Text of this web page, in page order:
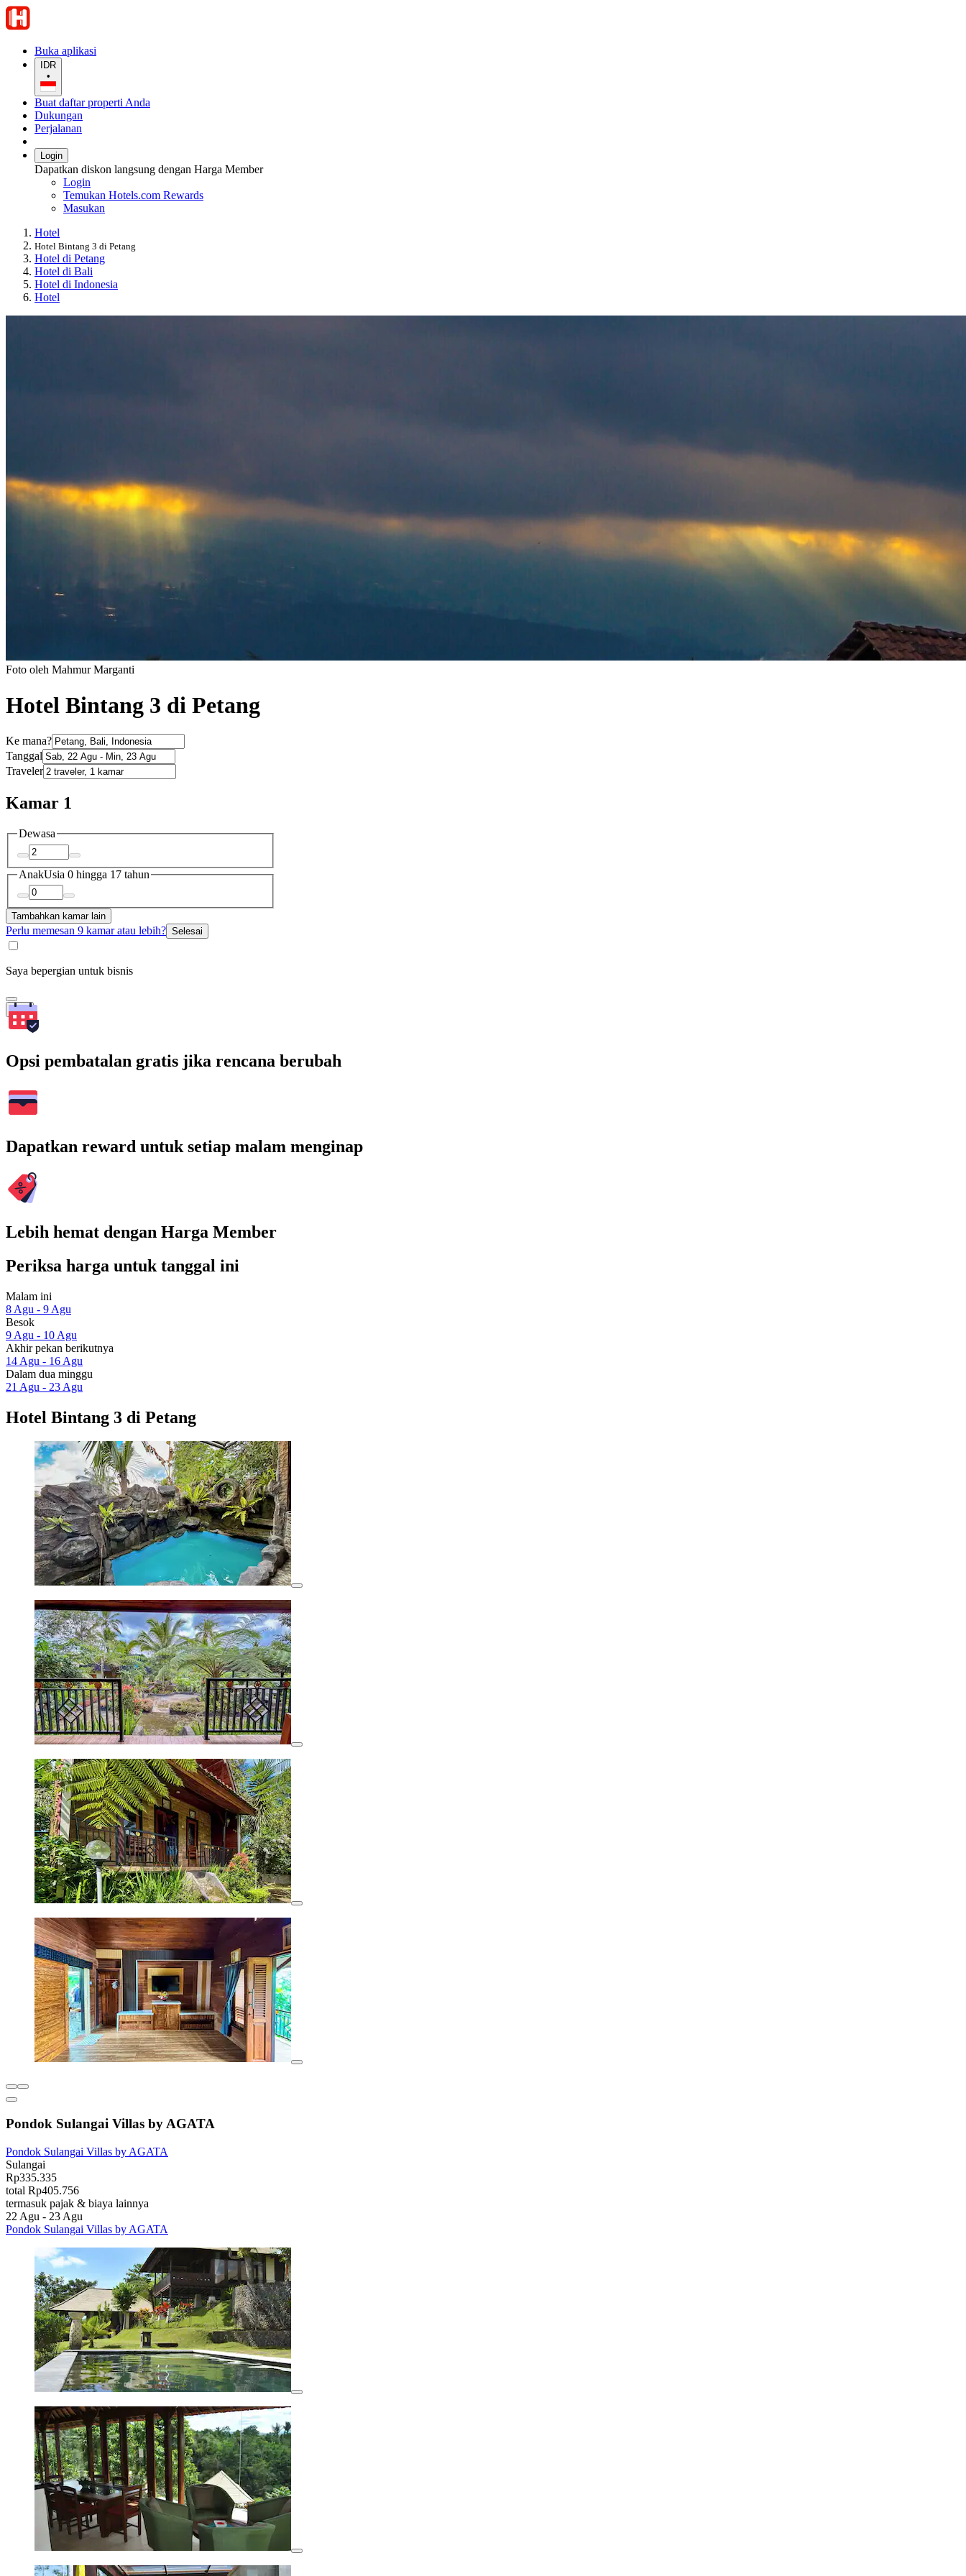
Buka aplikasi
IDR
•
Buat daftar properti Anda
Dukungan
Perjalanan
Login
Dapatkan diskon langsung dengan Harga Member
Login
Temukan Hotels.com Rewards
Masukan
Hotel
Hotel Bintang 3 di Petang
Hotel di Petang
Hotel di Bali
Hotel di Indonesia
Hotel
Foto oleh Mahmur Marganti
Hotel Bintang 3 di Petang
Ke mana?
Tanggal
Traveler
Kamar 1
Dewasa
AnakUsia 0 hingga 17 tahun
Tambahkan kamar lain
Perlu memesan 9 kamar atau lebih? Selesai
Saya bepergian untuk bisnis
Cari
Opsi pembatalan gratis jika rencana berubah
Dapatkan reward untuk setiap malam menginap
Lebih hemat dengan Harga Member
Periksa harga untuk tanggal ini
Malam ini
8 Agu - 9 Agu
Besok
9 Agu - 10 Agu
Akhir pekan berikutnya
14 Agu - 16 Agu
Dalam dua minggu
21 Agu - 23 Agu
Hotel Bintang 3 di Petang
Pondok Sulangai Villas by AGATA
Pondok Sulangai Villas by AGATA
Sulangai
Rp335.335
total Rp405.756
termasuk pajak & biaya lainnya
22 Agu - 23 Agu
Pondok Sulangai Villas by AGATA